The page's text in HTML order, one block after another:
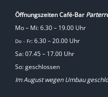
Öffnungszeiten Café-Bar
Mo – Mi: 6.30 – 19.00 Uhr
Do – Fr: 6.30 – 20.00 Uhr
Sa: 07.45 – 17.00 Uhr
So: geschlossen
Im August wegen Umbau